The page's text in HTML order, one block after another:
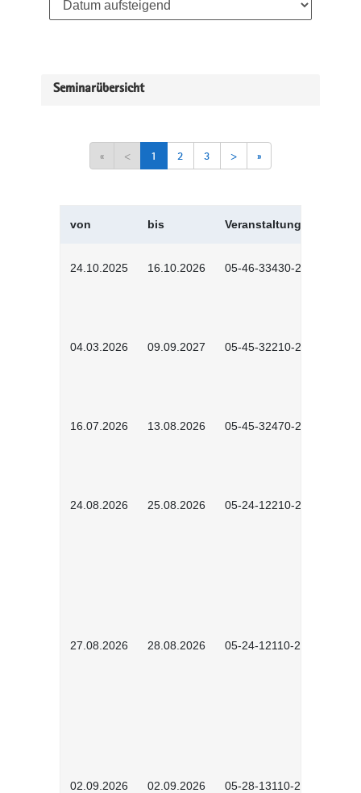
Seminarübersicht
« < 1 2 3 > »
von bis Veranstaltungskürzel
24.10.2025 16.10.2026 05-46-33430-2501
04.03.2026 09.09.2027 05-45-32210-2601
16.07.2026 13.08.2026 05-45-32470-2601
24.08.2026 25.08.2026 05-24-12210-2601
27.08.2026 28.08.2026 05-24-12110-2601
02.09.2026 02.09.2026 05-28-13110-2605